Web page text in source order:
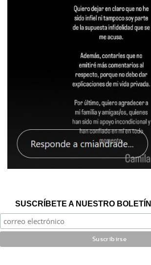
SUSCRÍBETE A NUESTRO